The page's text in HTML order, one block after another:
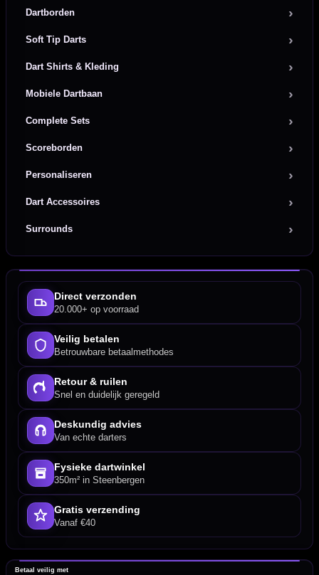
Dartborden
Soft Tip Darts
Dart Shirts & Kleding
Mobiele Dartbaan
Complete Sets
Scoreborden
Personaliseren
Dart Accessoires
Surrounds
Direct verzonden
20.000+ op voorraad
Veilig betalen
Betrouwbare betaalmethodes
Retour & ruilen
Snel en duidelijk geregeld
Deskundig advies
Van echte darters
Fysieke dartwinkel
350m² in Steenbergen
Gratis verzending
Vanaf €40
Betaal veilig met